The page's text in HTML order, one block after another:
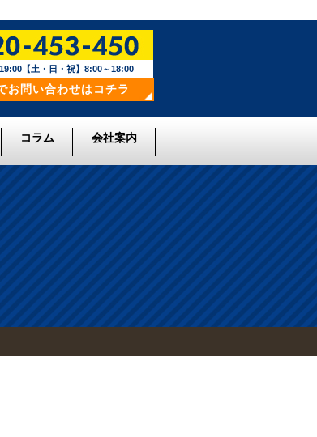
【土・日・祝】8:00～18:00
お問い合わせはコチラ
コラム 会社案内